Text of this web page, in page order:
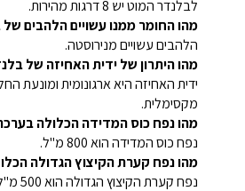
לבלנדר המוט יש 8 דרגות מהירות.
מהו החומר ממנו עשויים הלהבים
הלהבים עשויים מנירוסטה.
מהו היתרון של ידית האחיזה של
ידית האחיזה היא ארגונומית ומונעת
מקסימלית.
מהו נפח כוס המדידה הכלולה
נפח כוס המדידה הוא 800 מ"ל.
מהו נפח קערת הקיצוץ הגדולה
נפח קערת הקיצוץ הגדולה הוא 500 מ"ל.